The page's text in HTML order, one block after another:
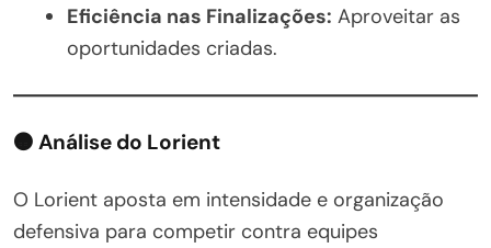
Eficiência nas Finalizações: Aproveitar as
oportunidades criadas.
🟠 Análise do Lorient
O Lorient aposta em intensidade e organização
defensiva para competir contra equipes